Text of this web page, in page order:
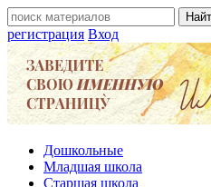
регистрация Вход
Дошкольные
Младшая школа
Старшая школа